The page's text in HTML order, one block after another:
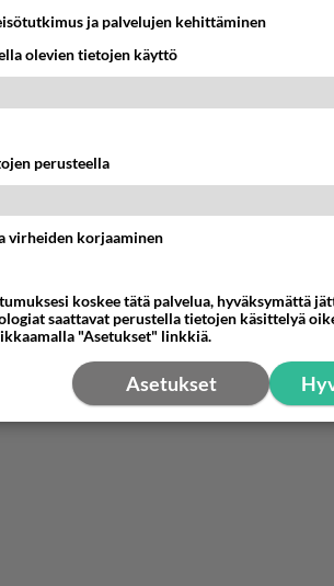
Tosin Prepaid toimii vuoden ajan
latausta, niin sitten ei toimi kuin
ja palvelujen kehittäminen
olevien tietojen käyttö
perusteella
virheiden korjaaminen
koskee tätä palvelua, hyväksymättä
saattavat perustella tietojen käsittelyä
"Asetukset" linkkiä.
Asetukset